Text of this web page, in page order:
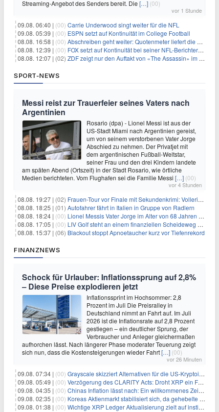
Streaming-Angebot des Senders bereit. Die […] (00)
vor 1 Stunde
09.08. 06:40 | (00) Carrie Underwood singt weiter für die NFL
09.08. 05:39 | (00) ESPN setzt auf Kontinuität im College Football
08.08. 16:58 | (00) Abschreiben geht weiter: Quotenmeter liefert die Vorlagen
08.08. 12:39 | (00) FOX setzt auf Kontinuität bei seiner NFL-Berichterstattung
08.08. 12:07 | (02) ZDF zeigt nur den Auftakt von «The Assassin» im Fernsehen
SPORT-NEWS
Messi reist zur Trauerfeier seines Vaters nach
Argentinien
Rosario (dpa) - Lionel Messi ist aus der
US-Stadt Miami nach Argentinien gereist,
um von seinem verstorbenen Vater Jorge
Abschied zu nehmen. Der Privatjet mit
dem argentinischen Fußball-Weltstar,
seiner Frau und den drei Kindern landete
am späten Abend (Ortszeit) in der Stadt Rosario, wie örtliche
Medien berichteten. Vom Flughafen sei die Familie Messi […] (00)
vor 4 Stunden
08.08. 19:27 | (02) Frauen-Tour vor Finale mit Sekundenkrimi: Vollering in Gelb
08.08. 18:25 | (01) Autofahrer fährt in Italien in Gruppe von Radlern
08.08. 18:24 | (00) Lionel Messis Vater Jorge im Alter von 68 Jahren gestorben
08.08. 17:05 | (00) LIV Golf steht an einem finanziellen Scheideweg auf der Suche nach neuen Investitionen
08.08. 15:37 | (06) Blackout stoppt Apnoetaucher kurz vor Tiefenrekord
FINANZNEWS
Schock für Urlauber: Inflationssprung auf 2,8%
– Diese Preise explodieren jetzt
Inflationssprint im Hochsommer: 2,8
Prozent im Juli Die Preisralley in
Deutschland nimmt an Fahrt auf. Im Juli
2026 ist die Inflationsrate auf 2,8 Prozent
gestiegen – ein deutlicher Sprung, der
Verbraucher und Anleger gleichermaßen
aufhorchen lässt. Nach längerer Phase moderater Teuerung zeigt
sich nun, dass die Kostensteigerungen wieder Fahrt[…] (00)
vor 26 Minuten
09.08. 07:34 | (00) Grayscale skizziert Alternativen für die US-Kryptoindustrie ohne CLARITY Act
09.08. 05:49 | (00) Verzögerung des CLARITY Acts: Droht XRP ein Fall unter die $1-Marke?
09.08. 04:35 | (00) Chinas Inflation lässt nach: Ein willkommenes Zeichen für Investoren angesichts der Folgen des Öl-Schocks
09.08. 02:35 | (00) Koreas Aktienmarkt stabilisiert sich, da gehebelte Positionen abgebaut werden
09.08. 01:38 | (00) Wichtige XRP Ledger Aktualisierung zielt auf institutionelle Akzeptanz ab